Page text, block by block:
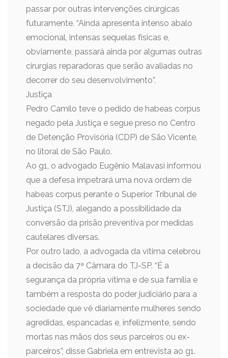
passar por outras intervenções cirúrgicas
futuramente. “Ainda apresenta intenso abalo
emocional, intensas sequelas físicas e,
obviamente, passará ainda por algumas outras
cirurgias reparadoras que serão avaliadas no
decorrer do seu desenvolvimento”.
Justiça
Pedro Camilo teve o pedido de habeas corpus
negado pela Justiça e segue preso no Centro
de Detenção Provisória (CDP) de São Vicente,
no litoral de São Paulo.
Ao g1, o advogado Eugênio Malavasi informou
que a defesa impetrará uma nova ordem de
habeas corpus perante o Superior Tribunal de
Justiça (STJ), alegando a possibilidade da
conversão da prisão preventiva por medidas
cautelares diversas.
Por outro lado, a advogada da vítima celebrou
a decisão da 7ª Câmara do TJ-SP. “É a
segurança da própria vítima e de sua família e
também a resposta do poder judiciário para a
sociedade que vê diariamente mulheres sendo
agredidas, espancadas e, infelizmente, sendo
mortas nas mãos dos seus parceiros ou ex-
parceiros”, disse Gabriela em entrevista ao g1.